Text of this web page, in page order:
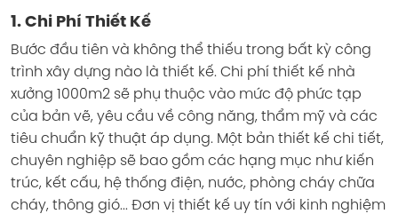
1. Chi Phí Thiết Kế
Bước đầu tiên và không thể thiếu trong bất kỳ công
trình xây dựng nào là thiết kế. Chi phí thiết kế nhà
xưởng 1000m2 sẽ phụ thuộc vào mức độ phức tạp
của bản vẽ, yêu cầu về công năng, thẩm mỹ và các
tiêu chuẩn kỹ thuật áp dụng. Một bản thiết kế chi tiết,
chuyên nghiệp sẽ bao gồm các hạng mục như kiến
trúc, kết cấu, hệ thống điện, nước, phòng cháy chữa
cháy, thông gió... Đơn vị thiết kế uy tín với kinh nghiệm